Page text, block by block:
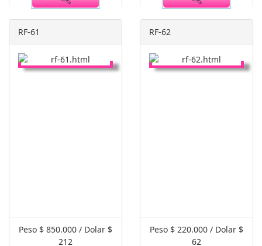
RF-61
Peso $ 850.000 / Dolar $
212
RF-62
Peso $ 220.000 / Dolar $
62